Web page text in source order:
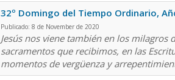
32º Domingo del Tiempo Ordinario,
Publicado: 8 de November de 2020
Jesús nos viene también en los milagros
sacramentos que recibimos, en las
momentos de vergüenza y